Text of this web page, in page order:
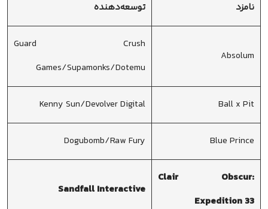
نامزد توسعه‌دهنده
Absolum
Guard Crush
Games/Supamonks/Dotemu
Ball x Pit
Kenny Sun/Devolver Digital
Blue Prince
Dogubomb/Raw Fury
Clair Obscur:
Expedition 33
Sandfall Interactive